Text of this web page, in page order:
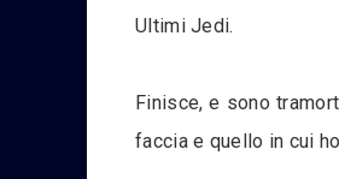
Ultimi Jedi.
Finisce, e sono
faccia e quello in cui